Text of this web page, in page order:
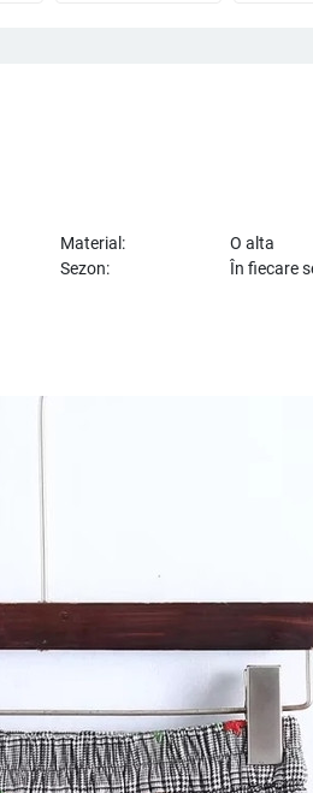
Material:
O alta
Sezon:
În fiecare